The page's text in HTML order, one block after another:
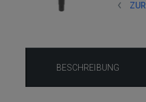
BESCHREIBUNG